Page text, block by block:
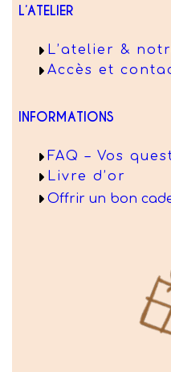
L’ATELIER
L’atelier &
Accès et
INFORMATIONS
FAQ – Vos
Livre d’or
Offrir un bon